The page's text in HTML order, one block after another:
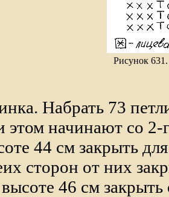
Рисунок
Набрать 73
этом начинают со 2-
44 см закрыть
сторон от них
46 см закрыть